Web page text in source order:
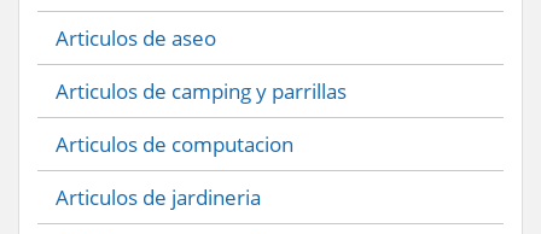
Articulos de aseo
Articulos de camping y parrillas
Articulos de computacion
Articulos de jardineria